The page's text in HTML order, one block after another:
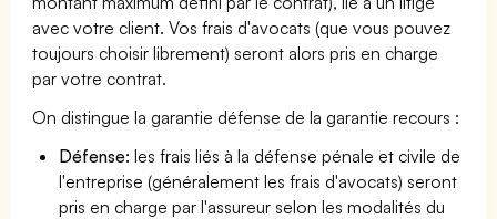
avec votre client. Vos frais d'avocats (que vous pouvez
toujours choisir librement) seront alors pris en charge
par votre contrat.
On distingue la garantie défense de la garantie recours :
Défense: les frais liés à la défense pénale et civile de
l'entreprise (généralement les frais d'avocats) seront
pris en charge par l'assureur selon les modalités du